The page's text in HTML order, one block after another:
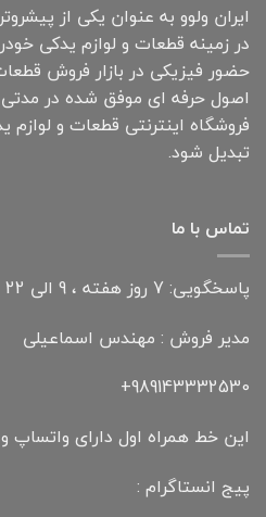
ایران ولوو به عنوان یکی از
در زمینه قطعات و لوازم یدکی
حضور فیزیکی در بازار فروش
اصول حرفه ای موفق شده در مدتی
فروشگاه اینترنتی قطعات و
تبدیل شود.
تماس با ما
پاسخگویی: 7 روز هفته ، 9 الی 22
مدیر فروش : مهندس اسماعیلی
989143332530+
این خط همراه اول دارای واتساپ
پیج انستاگرام :